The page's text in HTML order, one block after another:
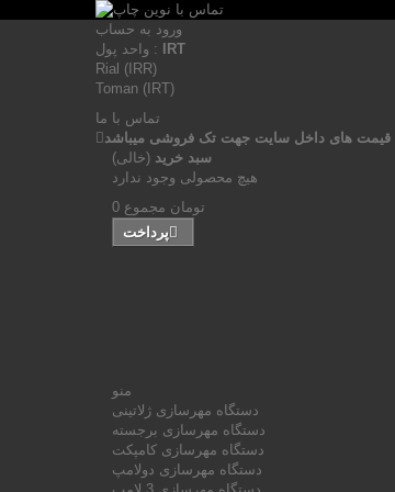
ورود به حساب
واحد پول :
IRT
Rial (IRR)
Toman (IRT)
تماس با ما
قیمت های داخل سایت جهت تک فروشی میباشد
سبد خرید (خالی)
هیچ محصولی وجود ندارد
0 تومان مجموع
پرداخت
منو
دستگاه مهرسازی ژلاتینی
دستگاه مهرسازی برجسته
دستگاه مهرسازی کامپکت
دستگاه مهرسازی دولامپ